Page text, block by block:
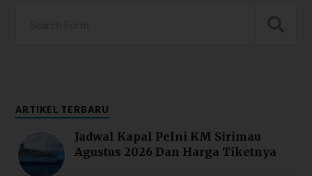
ARTIKEL TERBARU
Jadwal Kapal Pelni KM Sirimau
Agustus 2026 Dan Harga Tiketnya